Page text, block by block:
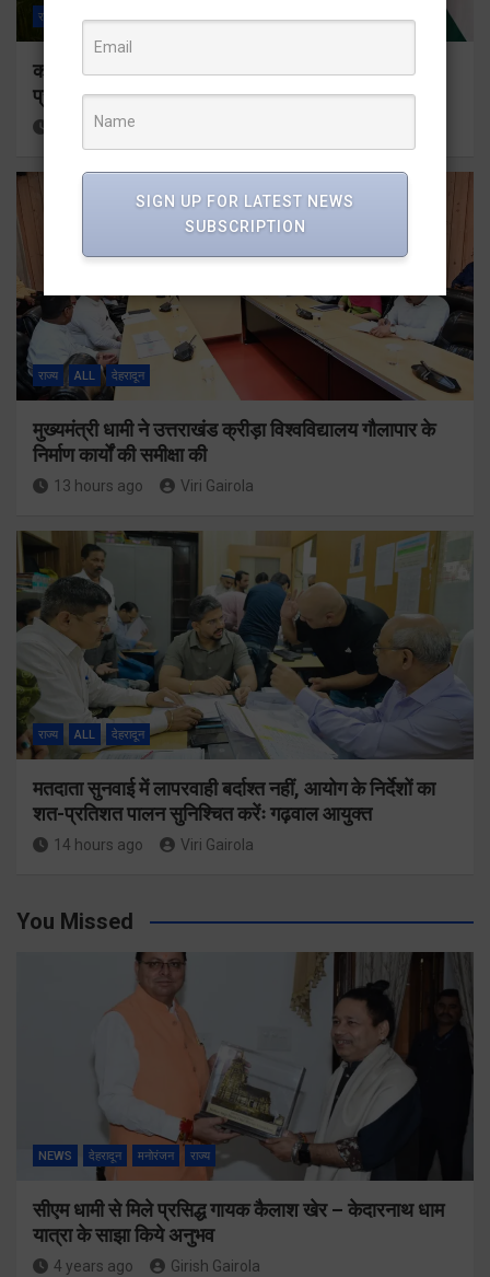
राज्य ALL देहरादून
कॉमनवेल्थ गेम्स 2026 के उत्तराखंड के पदक विजेताओं और
प्रशिक्षकों को मुख्यमंत्री धामी ने किया सम्मानित
13 hours ago
राज्य ALL देहरादून
मुख्यमंत्री धामी ने उत्तराखंड क्रीड़ा विश्वविद्यालय गौलापार के
निर्माण कार्यों की समीक्षा की
13 hours ago Viri Gairola
राज्य ALL देहरादून
मतदाता सुनवाई में लापरवाही बर्दाश्त नहीं, आयोग के निर्देशों का
शत-प्रतिशत पालन सुनिश्चित करेंः गढ़वाल आयुक्त
14 hours ago Viri Gairola
You Missed
NEWS देहरादून मनोरंजन राज्य
सीएम धामी से मिले प्रसिद्ध गायक कैलाश खेर – केदारनाथ धाम
यात्रा के साझा किये अनुभव
4 years ago Girish Gairola
SIGN UP FOR LATEST NEWS
SUBSCRIPTION